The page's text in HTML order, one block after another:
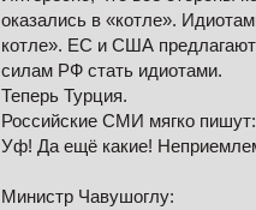
оказались в «котле».
котле». ЕС и США
силам РФ стать идиотами.
Теперь Турция.
Российские СМИ мягко
Уф! Да ещё какие!
Министр Чавушоглу: